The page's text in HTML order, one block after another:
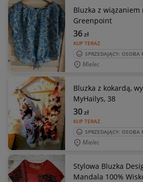
Bluzka z wiązaniem
Greenpoint
KUP TERAZ
36zł
SPRZEDAJĄCY: OSOBA
Mielec
Bluzka z kokardą,
MyHailys, 38
KUP TERAZ
30zł
SPRZEDAJĄCY: OSOBA
Mielec
Stylowa Bluzka
Mandala 100%